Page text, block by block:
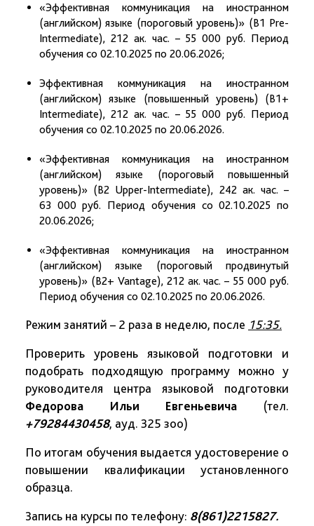
«Эффективная коммуникация на иностранном
(английском) языке (пороговый уровень)» (B1 Pre-
Intermediate), 212 ак. час. – 55 000 руб. Период
обучения со 02.10.2025 по 20.06.2026;
Эффективная коммуникация на иностранном
(английском) языке (повышенный уровень) (B1+
Intermediate), 212 ак. час. – 55 000 руб. Период
обучения со 02.10.2025 по 20.06.2026.
«Эффективная коммуникация на иностранном
(английском) языке (пороговый повышенный
уровень)» (B2 Upper-Intermediate), 242 ак. час. –
63 000 руб. Период обучения со 02.10.2025 по
20.06.2026;
«Эффективная коммуникация на иностранном
(английском) языке (пороговый продвинутый
уровень)» (B2+ Vantage), 212 ак. час. – 55 000 руб.
Период обучения со 02.10.2025 по 20.06.2026.
Режим занятий – 2 раза в неделю, после 15:35.
Проверить уровень языковой подготовки и
подобрать подходящую программу можно у
руководителя центра языковой подготовки
Федорова Ильи Евгеньевича (тел.
+79284430458, ауд. 325 зоо)
По итогам обучения выдается удостоверение о
повышении квалификации установленного
образца.
Запись на курсы по телефону: 8(861)2215827.